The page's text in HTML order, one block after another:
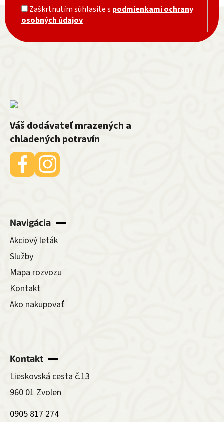
Zaškrtnutím súhlasíte s podmienkami ochrany
osobných údajov
Zápätie
Váš dodávateľ mrazených a
chladených potravín
Navigácia
Akciový leták
Služby
Mapa rozvozu
Kontakt
Ako nakupovať
Kontakt
Lieskovská cesta č.13
960 01 Zvolen
0905 817 274